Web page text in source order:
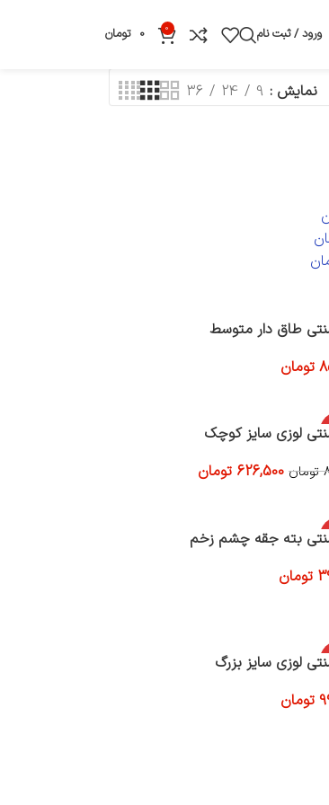
ورود / ثبت نام 0
0 تومان
نمایش 9
24
36
طاق دار متوسط
تومان
لوزی سایز کوچک
تومان 626,500 تومان
بته جقه چشم زخم
تومان
لوزی سایز بزرگ
تومان